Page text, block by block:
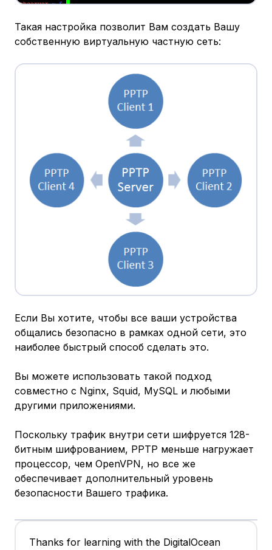
Такая настройка позволит Вам создать Вашу
собственную виртуальную частную сеть:
Если Вы хотите, чтобы все ваши устройства
общались безопасно в рамках одной сети, это
наиболее быстрый способ сделать это.
Вы можете использовать такой подход
совместно с Nginx, Squid, MySQL и любыми
другими приложениями.
Поскольку трафик внутри сети шифруется 128-
битным шифрованием, PPTP меньше нагружает
процессор, чем OpenVPN, но все же
обеспечивает дополнительный уровень
безопасности Вашего трафика.
Thanks for learning with the DigitalOcean